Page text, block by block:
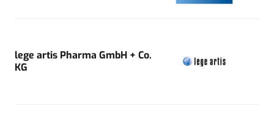
lege artis Pharma GmbH + Co.
KG